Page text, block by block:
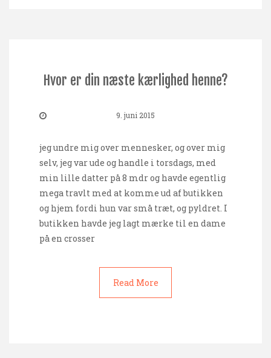
Hvor er din næste kærlighed henne?
9. juni 2015
jeg undre mig over mennesker, og over mig
selv, jeg var ude og handle i torsdags, med
min lille datter på 8 mdr og havde egentlig
mega travlt med at komme ud af butikken
og hjem fordi hun var små træt, og pyldret. I
butikken havde jeg lagt mærke til en dame
på en crosser
Read More